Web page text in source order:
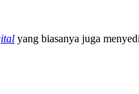
yang biasanya juga